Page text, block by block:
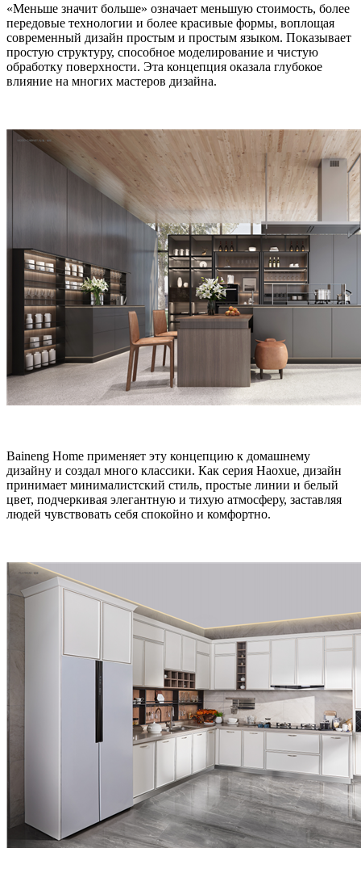
«Меньше значит больше» означает меньшую стоимость, более
передовые технологии и более красивые формы, воплощая
современный дизайн простым и простым языком. Показывает
простую структуру, способное моделирование и чистую
обработку поверхности. Эта концепция оказала глубокое
влияние на многих мастеров дизайна.
Baineng Home применяет эту концепцию к домашнему
дизайну и создал много классики. Как серия Haoxue, дизайн
принимает минималистский стиль, простые линии и белый
цвет, подчеркивая элегантную и тихую атмосферу, заставляя
людей чувствовать себя спокойно и комфортно.